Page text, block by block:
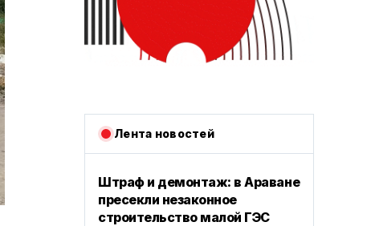
Лента новостей
Штраф и демонтаж: в Араване
пресекли незаконное
строительство малой ГЭС